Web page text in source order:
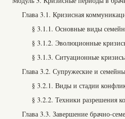
Глава 3.1. Кризисная
§ 3.1.1. Основные виды
§ 3.1.2. Эволюционные
§ 3.1.3. Ситуационные
Глава 3.2. Супружеские и
§ 3.2.1. Виды и стадии
§ 3.2.2. Техники разрешения
Глава 3.3. Завершение брачно-